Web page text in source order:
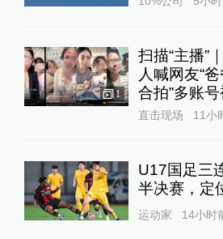
1
扫描“主播”
人喊网友“
合拍”多账
直击现场 11小
U17国足三
半决赛，定
运动家 14小时